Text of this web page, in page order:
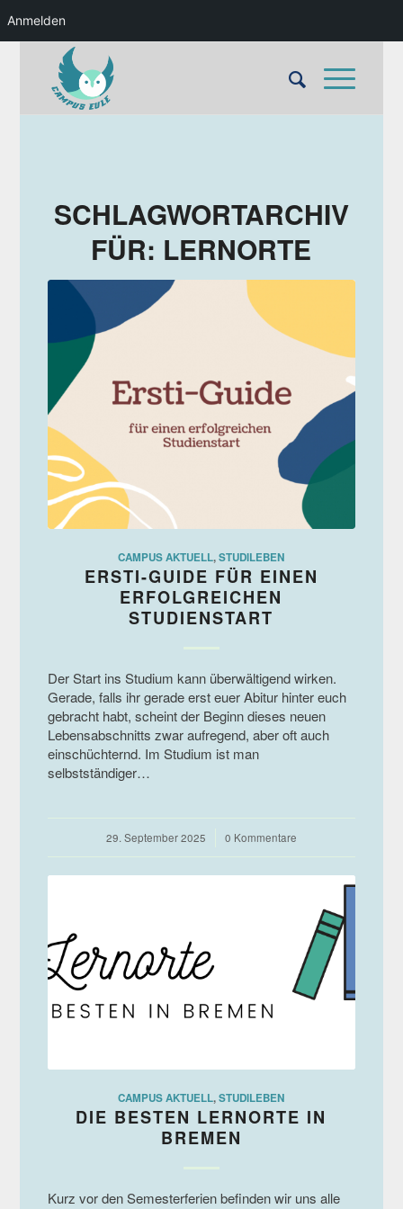
Anmelden
SCHLAGWORTARCHIV
FÜR: LERNORTE
CAMPUS AKTUELL,STUDILEBEN
ERSTI-GUIDE FÜR EINEN
ERFOLGREICHEN
STUDIENSTART
Der Start ins Studium kann überwältigend wirken.
Gerade, falls ihr gerade erst euer Abitur hinter euch
gebracht habt, scheint der Beginn dieses neuen
Lebensabschnitts zwar aufregend, aber oft auch
einschüchternd. Im Studium ist man
selbstständiger…
29. September 2025
/ 0 Kommentare
CAMPUS AKTUELL,STUDILEBEN
DIE BESTEN LERNORTE IN
BREMEN
Kurz vor den Semesterferien befinden wir uns alle